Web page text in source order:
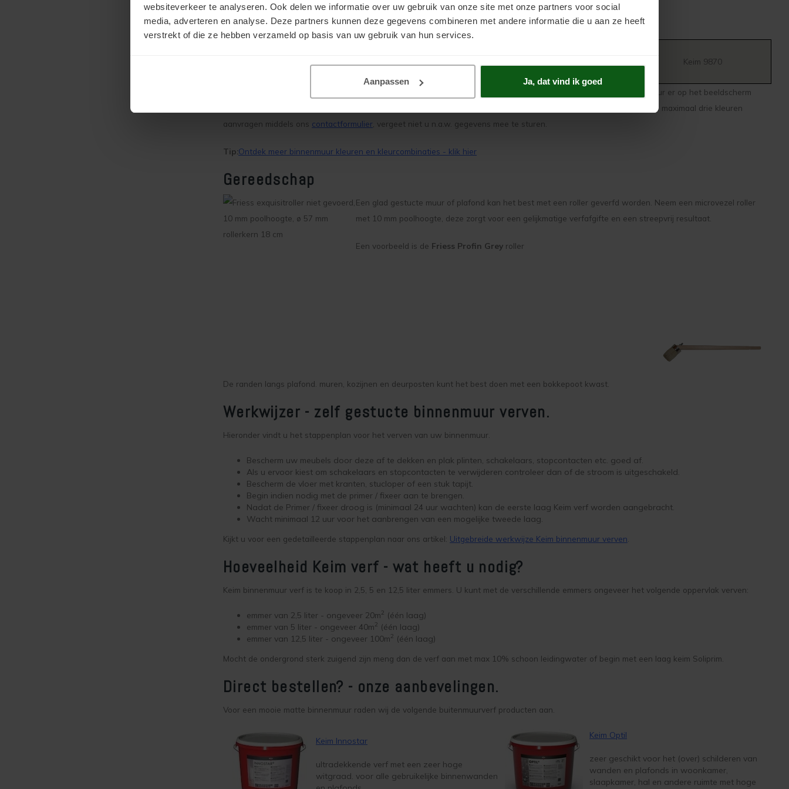
websiteverkeer te analyseren. Ook delen we informatie over uw gebruik van onze site met onze partners voor social
media, adverteren en analyse. Deze partners kunnen deze gegevens combineren met andere informatie die u aan ze heeft
verstrekt of die ze hebben verzameld op basis van uw gebruik van hun services.
Aanpassen Ja, dat vind ik goed
KEIM 9870 en RAL 9010 of RAL 9016.
De 4 meest gekozen lichte kleuren:
Keim 9870
De juiste kleur uitkiezen is moeilijk zonder de kleur in het echt te zien. Het beste is niet af te gaan op hoe de kleur er op het beeldscherm
te bestellen. Ook kunt u een uitstrijk op papier van maximaal drie kleuren
aanvragen middels ons contactformulier , vergeet niet u n.a.w. gegevens mee te sturen.
Tip:Ontdek meer binnenmuur kleuren en kleurcombinaties - klik hier
Gereedschap
Een glad gestucte muur of plafond kan het best met een roller geverfd worden. Neem een microvezel roller
met 10 mm poolhoogte, deze zorgt voor een gelijkmatige verfafgifte en een streepvrij resultaat.
Een voorbeeld is de Friess Profin Grey roller
De randen langs plafond. muren, kozijnen en deurposten kunt het best doen met een bokkepoot kwast.
Werkwijzer - zelf gestucte binnenmuur verven.
Hieronder vindt u het stappenplan voor het verven van uw binnenmuur.
Bescherm uw meubels door deze af te dekken en plak plinten, schakelaars, stopcontacten etc. goed af.
Als u ervoor kiest om schakelaars en stopcontacten te verwijderen controleer dan of de stroom is uitgeschakeld.
Bescherm de vloer met kranten, stucloper of een stuk tapijt.
Begin indien nodig met de primer / fixeer aan te brengen.
Nadat de Primer / fixeer droog is (minimaal 24 uur wachten) kan de eerste laag Keim verf worden aangebracht.
Wacht minimaal 12 uur voor het aanbrengen van een mogelijke tweede laag.
Kijkt u voor een gedetailleerde stappenplan naar ons artikel: Uitgebreide werkwijze Keim binnenmuur verven
Hoeveelheid Keim verf - wat heeft u nodig?
Keim binnenmuur verf is te koop in 2,5, 5 en 12,5 liter emmers. U kunt met de verschillende emmers ongeveer het volgende oppervlak verven:
emmer van 2,5 liter - ongeveer 20m2 (één laag)
emmer van 5 liter - ongeveer 40m2 (één laag)
emmer van 12,5 liter - ongeveer 100m2 (één laag)
Mocht de ondergrond sterk zuigend zijn meng dan de verf aan met max 10% schoon leidingwater of begin met een laag keim Soliprim.
Direct bestellen? - onze aanbevelingen.
Voor een mooie matte binnenmuur raden wij de volgende buitenmuurverf producten aan.
Keim Innostar
ultradekkende verf met een zeer hoge
witgraad. voor alle gebruikelijke binnenwanden
Keim Optil
zeer geschikt voor het (over) schilderen van
wanden en plafonds in woonkamer,
slaapkamer, hal en andere ruimte met hoge